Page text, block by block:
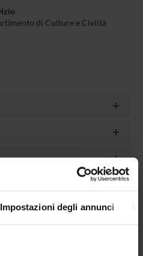
Impostazioni degli annunci
di Culture e Civiltà